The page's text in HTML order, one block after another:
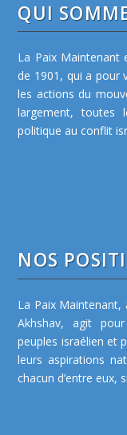
QUI
La Paix Maintenant
de 1901, qui a pour
les actions du
largement, toutes
politique au conflit
NOS
La Paix Maintenant,
Akhshav, agit
peuples israélien et
leurs aspirations
chacun d’entre eux,